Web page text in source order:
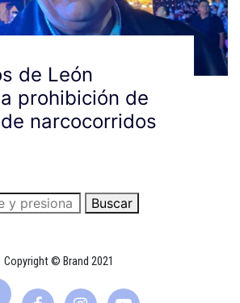
de León
prohibición de
narcocorridos
Buscar
Copyright © Brand 2021